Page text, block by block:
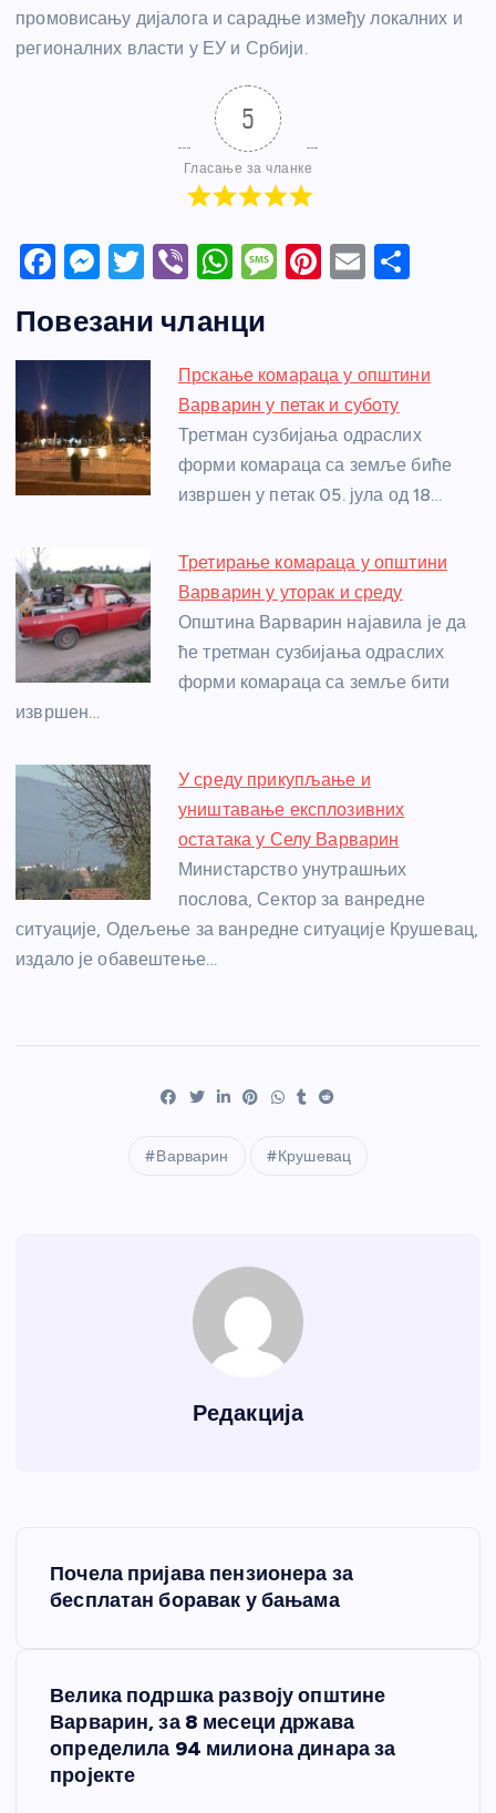
промовисању дијалога и сарадње између локалних и
регионалних власти у ЕУ и Србији.
5
Гласање за чланке
F
c
e
b
o
o
k
M
ss
e
n
g
er
T
itt
er
Vi
er
W
at
s
A
p
p
M
a
g
e
Pi
e
st
E
e
Повезани чланци
Прскање комараца у општини
Варварин у петак и суботу
Третман сузбијања одраслих
форми комараца са земље биће
извршен у петак 05. јула од 18…
Третирање комараца у општини
Варварин у уторак и среду
Општина Варварин најавила је да
ће третман сузбијања одраслих
форми комараца са земље бити
извршен…
У среду прикупљање и
уништавање експлозивних
остатака у Селу Варварин
Министарство унутрашњих
послова, Сектор за ванредне
ситуације, Одељење за ванредне ситуације Крушевац,
издало је обавештење…
Варварин Крушевац
Редакција
Почела пријава пензионера за
бесплатан боравак у бањама
Велика подршка развоју општине
Варварин, за 8 месеци држава
определила 94 милиона динара за
пројекте